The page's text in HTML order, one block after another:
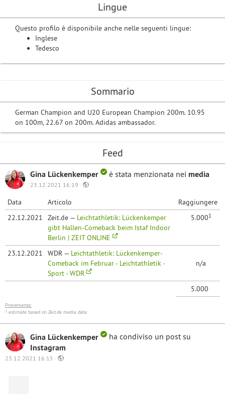
Sommario
German Champion and U20 European Champion 200m. 10.95
on 100m, 22.67 on 200m. Adidas ambassador.
Feed
Gina Lückenkemper è stata menzionata nei media
23.12.2021 16:19 ·
Data Articolo
Raggiungere
22.12.2021
Zeit.de — Leichtathletik: Lückenkemper
gibt Hallen-Comeback beim Istaf Indoor
Berlin | ZEIT ONLINE
5.0001
23.12.2021 WDR — Leichtathletik: Lückenkemper-
Comeback im Februar - Leichtathletik -
Sport - WDR
n/a
5.000
Provenienza:
1 estimate based on Zeit.de media data
Gina Lückenkemper ha condiviso un post su
Instagram
23.12.2021 16:15 ·
Lingue
Questo profilo è disponibile anche nelle seguenti lingue:
Inglese
Tedesco